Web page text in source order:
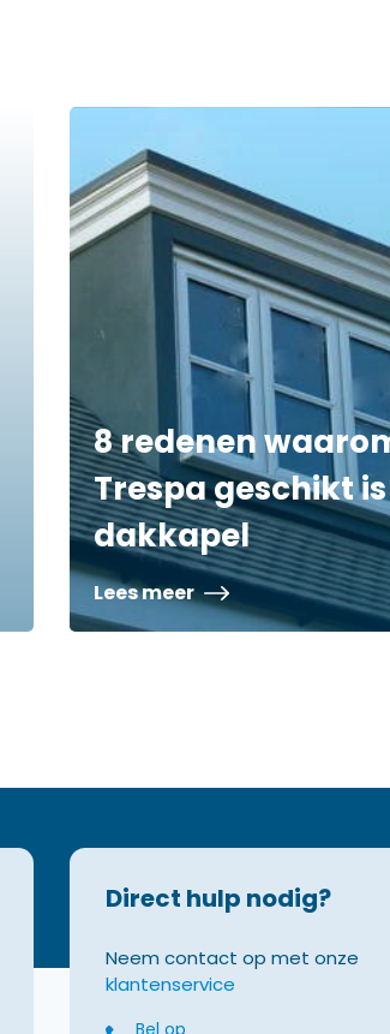
8 redenen
Trespa geschikt
dakkapel
Lees meer
Direct hulp nodig?
Neem contact op met onze
klantenservice
Bel op